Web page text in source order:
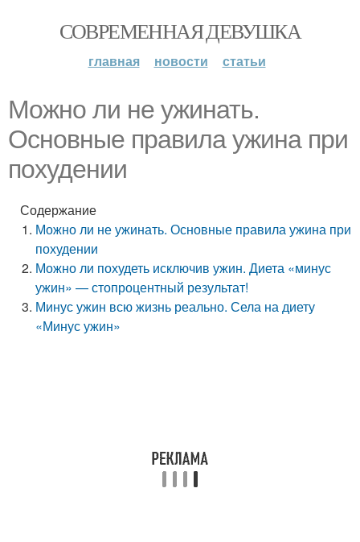
СОВРЕМЕННАЯ ДЕВУШКА
главная новости статьи
Можно ли не ужинать.
Основные правила ужина при
похудении
Содержание
Можно ли не ужинать. Основные правила ужина при
похудении
Можно ли похудеть исключив ужин. Диета «минус
ужин» — стопроцентный результат!
Минус ужин всю жизнь реально. Села на диету
«Минус ужин»